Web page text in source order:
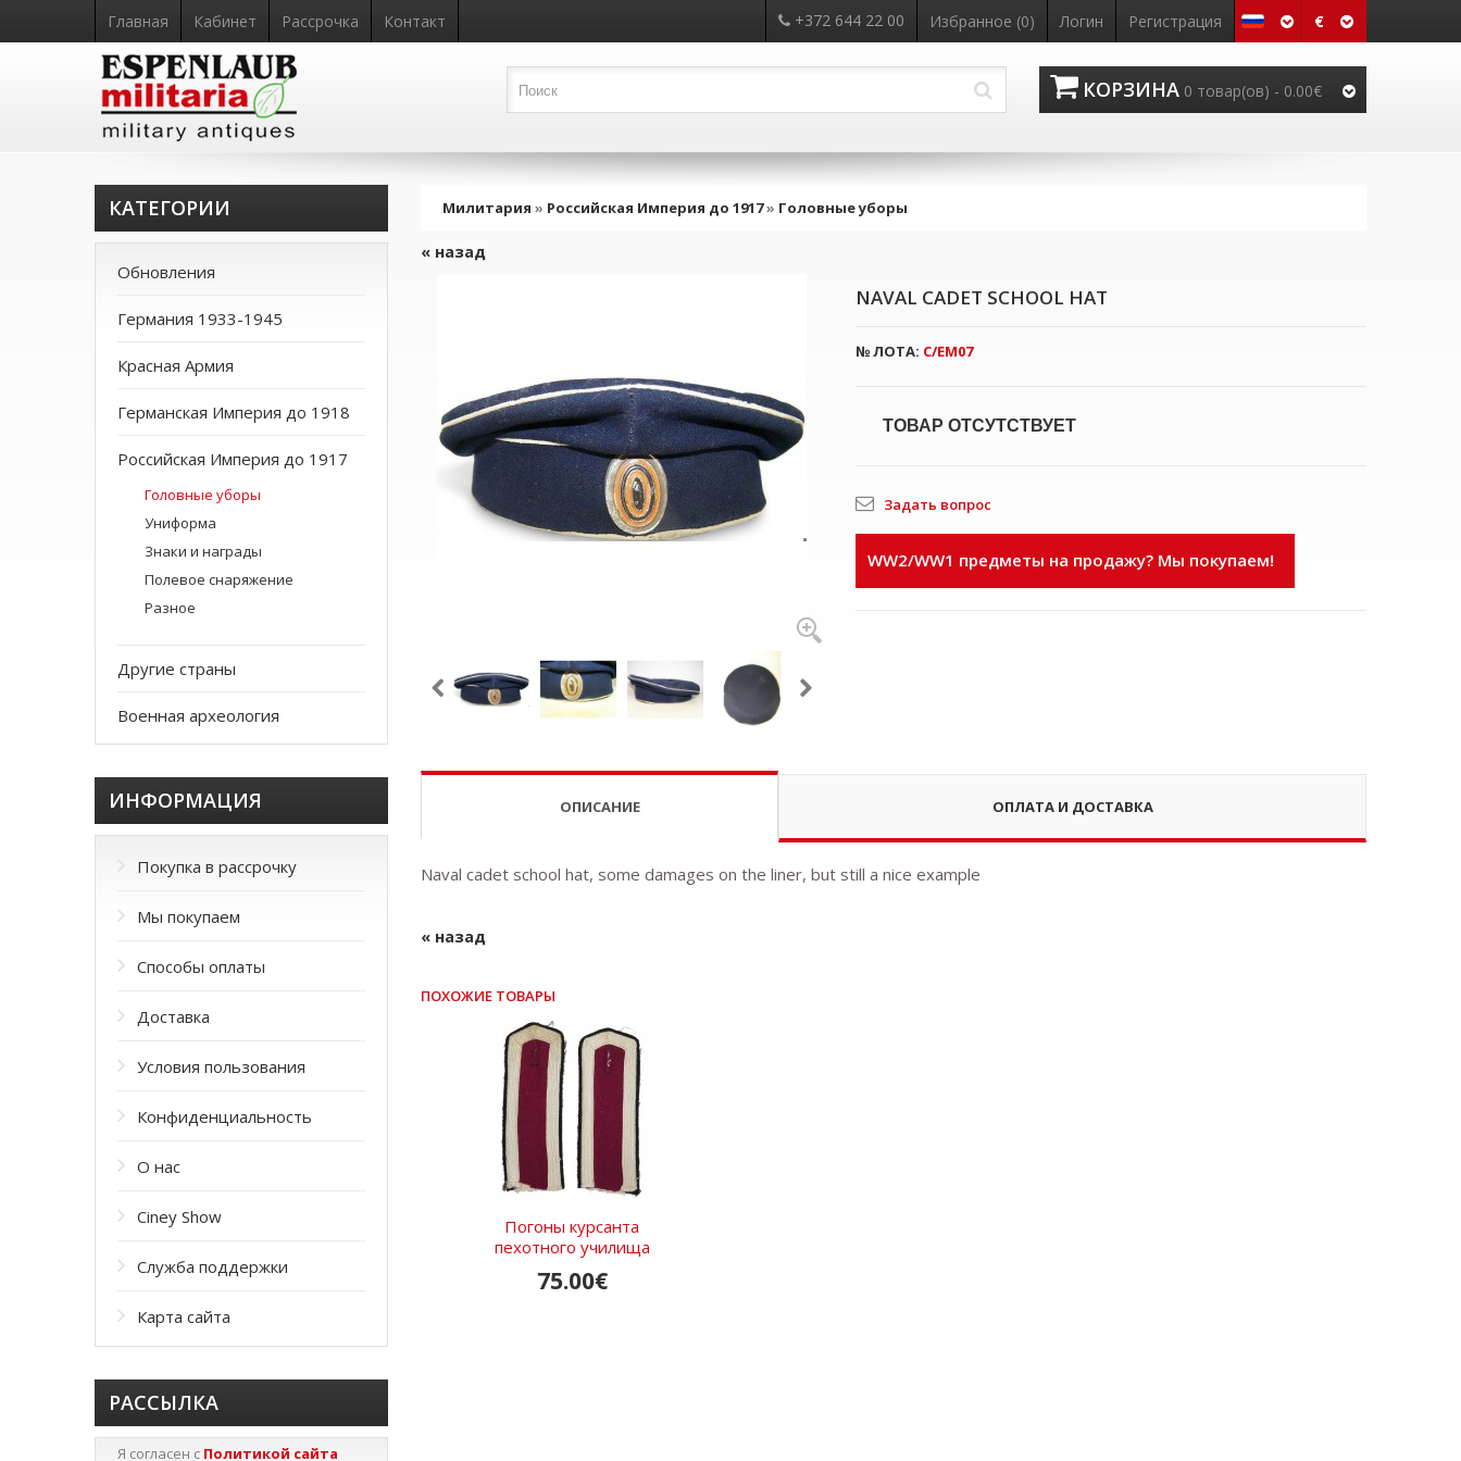
€
Главная Кабинет Рассрочка Контакт +372 644 22 00 Избранное (0) Логин Регистрация
КОРЗИНА 0 товар(ов) - 0.00€
Милитария » Российская Империя до 1917» Головные уборы
« назад
NAVAL CADET SCHOOL HAT
№ ЛОТА: C/EM07
ТОВАР ОТСУТСТВУЕТ
Задать вопрос
WW2/WW1 предметы на продажу? Мы покупаем!
ОПИСАНИЕ ОПЛАТА И ДОСТАВКА
Naval cadet school hat, some damages on the liner, but still a nice example
« назад
ПОХОЖИЕ ТОВАРЫ
Погоны курсанта
пехотного училища
75.00€
КАТЕГОРИИ
Обновления
Германия 1933-1945
Красная Армия
Германская Империя до 1918
Российская Империя до 1917
Головные уборы
Униформа
Знаки и награды
Полевое снаряжение
Разное
Другие страны
Военная археология
ИНФОРМАЦИЯ
Покупка в рассрочку
Мы покупаем
Способы оплаты
Доставка
Условия пользования
Конфиденциальность
О нас
Ciney Show
Служба поддержки
Карта сайта
РАССЫЛКА
Я согласен с Политикой сайта